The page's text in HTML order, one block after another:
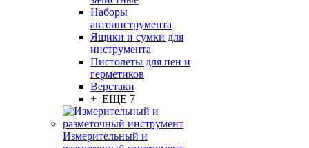
Наборы
автоинструмента
Ящики и сумки для
инструмента
Пистолеты для пен и
герметиков
Верстаки
+ ЕЩЕ 7
Измерительный и